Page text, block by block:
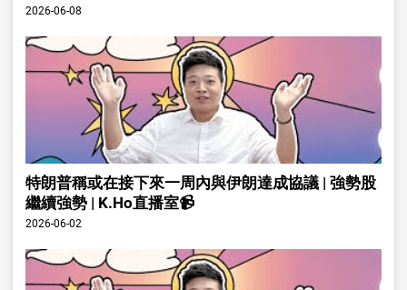
2026-06-08
特朗普稱或在接下來一周內與伊朗達成協議 | 強勢股
繼續強勢 | K.Ho直播室📹
2026-06-02